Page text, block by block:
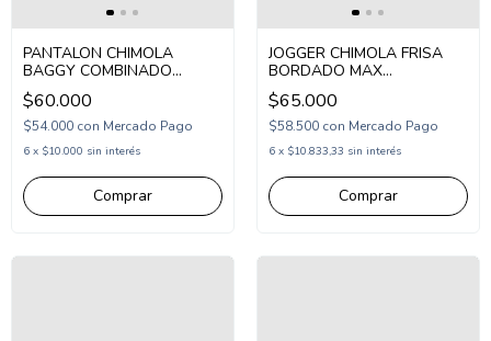
PANTALON CHIMOLA
BAGGY COMBINADO
RELAX (CH26PAT46)
$60.000
$54.000 con Mercado Pago
6 x $10.000 sin interés
Comprar
JOGGER CHIMOLA FRISA
BORDADO MAX
(CH26PAT42)
$65.000
$58.500 con Mercado Pago
6 x $10.833,33 sin interés
Comprar